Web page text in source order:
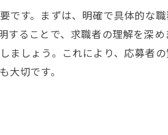
ステップ2：理想の候補者像の設定
ステップ3：広告文の作成と編集
ステップ4：広告の配置とターゲ
ステップ5：パフォーマンスの測定
です。まずは、明確で具体的な
することで、求職者の理解を深
ましょう。これにより、応募者
切です。